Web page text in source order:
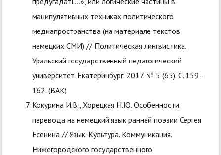
манипулятивных техниках политического
медиапространства (на материале текстов
немецких СМИ) // Политическая лингвистика.
Уральский государственный педагогический
университет. Екатеринбург. 2017. № 5 (65). С. 159–
162. (ВАК)
Кокурина И.В., Хорецкая Н.Ю. Особенности
перевода на немецкий язык ранней поэзии Сергея
Есенина // Язык. Культура. Коммуникация.
Нижегородского государственного